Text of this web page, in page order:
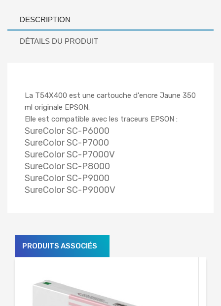
DESCRIPTION
DÉTAILS DU PRODUIT
La T54X400 est une cartouche d'encre Jaune 350
ml originale EPSON.
Elle est compatible avec les traceurs EPSON :
SureColor SC-P6000
SureColor SC-P7000
SureColor SC-P7000V
SureColor SC-P8000
SureColor SC-P9000
SureColor SC-P9000V
PRODUITS ASSOCIÉS